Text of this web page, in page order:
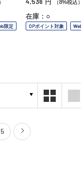
限定
円 （8%税込
在庫：○
OPポイント対象
5